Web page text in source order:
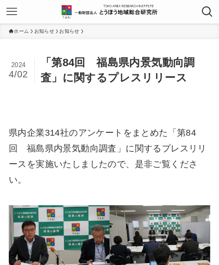
ホーム お知らせ お知らせ
「第84回 福島県内景気動向調
査」に関するプレスリリース
2024
4/02
県内企業314社のアンケートをまとめた「第84
回 福島県内景気動向調査」に関するプレスリリ
ースを実施いたしましたので、是非ご覧くださ
い。